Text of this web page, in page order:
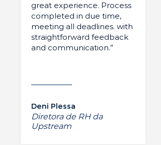
great experience. Process
completed in due time,
meeting all deadlines. with
straightforward feedback
and communication.”
Deni Plessa
Diretora de RH da
Upstream